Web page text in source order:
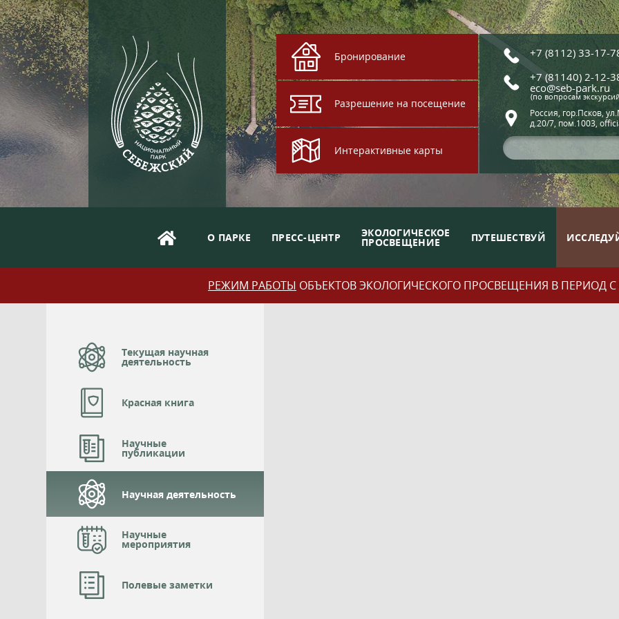
Бронирование
Разрешение на посещение
Интерактивные карты
+7 (8112) 33-17-
+7 (81140) 2-12-
eco@seb-park.ru
(по вопросам
Россия, гор.Псков,
д.20/7, пом.1003,
О ПАРКЕ ПРЕСС-ЦЕНТР ЭКОЛОГИЧЕСКОЕ
ПРОСВЕЩЕНИЕ ПУТЕШЕСТВУЙ
РЕЖИМ РАБОТЫ ОБЪЕКТОВ ЭКОЛОГИЧЕСКОГО ПРОСВЕЩЕНИЯ В ПЕРИОД С
Текущая научная
деятельность
Красная книга
Научные
публикации
Научная деятельность
Научные
мероприятия
Полевые заметки